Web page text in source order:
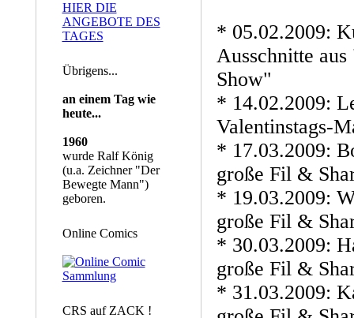
HIER DIE
ANGEBOTE DES
TAGES
Übrigens...
an einem Tag wie
heute...
1960
wurde Ralf König
(u.a. Zeichner "Der
Bewegte Mann")
geboren.
Online Comics
CRS auf ZACK !
* 05.02.2009:
Ausschnitte
Show"
* 14.02.2009:
Valentinstags-
* 17.03.2009:
große Fil &
* 19.03.2009:
große Fil &
* 30.03.2009:
große Fil &
* 31.03.2009: